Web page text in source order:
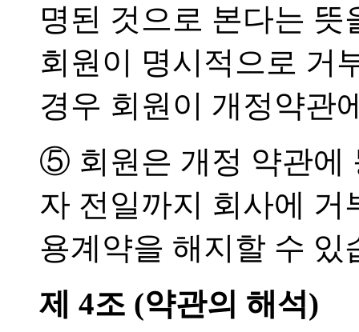
명된 것으로 본다는
회원이 명시적으로 거
경우 회원이 개정약관
⑤ 회원은 개정 약관에
자 전일까지 회사에
용계약을 해지할 수 있
제 4조 (약관의 해석)